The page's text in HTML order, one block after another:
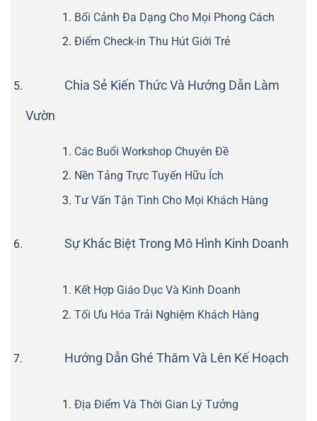
Bối Cảnh Đa Dạng Cho Mọi Phong Cách
Điểm Check-in Thu Hút Giới Trẻ
Chia Sẻ Kiến Thức Và Hướng Dẫn Làm
Vườn
Các Buổi Workshop Chuyên Đề
Nền Tảng Trực Tuyến Hữu Ích
Tư Vấn Tận Tình Cho Mọi Khách Hàng
Sự Khác Biệt Trong Mô Hình Kinh Doanh
Kết Hợp Giáo Dục Và Kinh Doanh
Tối Ưu Hóa Trải Nghiệm Khách Hàng
Hướng Dẫn Ghé Thăm Và Lên Kế Hoạch
Địa Điểm Và Thời Gian Lý Tưởng